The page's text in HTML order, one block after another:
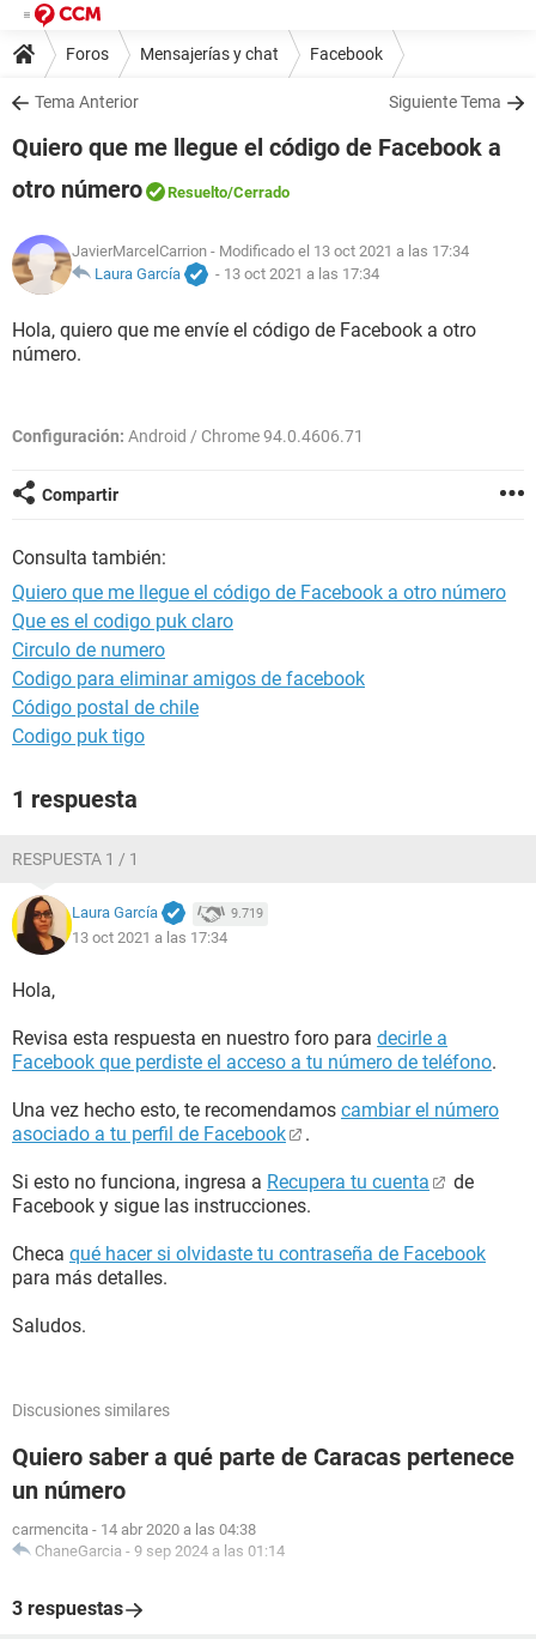
Foros Mensajerías y chat Facebook
Tema Anterior Siguiente Tema
Quiero que me llegue el código de Facebook a
otro número
Resuelto/Cerrado
JavierMarcelCarrion - Modificado el 13 oct 2021 a las 17:34
Laura García
- 13 oct 2021 a las 17:34
Hola, quiero que me envíe el código de Facebook a otro
número.
Configuración: Android / Chrome 94.0.4606.71
Compartir
Consulta también:
Quiero que me llegue el código de Facebook a otro número
Que es el codigo puk claro
Circulo de numero
Codigo para eliminar amigos de facebook
Código postal de chile
Codigo puk tigo
1 respuesta
RESPUESTA 1 / 1
Laura García 9.719
13 oct 2021 a las 17:34
Hola,
Revisa esta respuesta en nuestro foro para decirle a
Facebook que perdiste el acceso a tu número de teléfono.
Una vez hecho esto, te recomendamos cambiar el número
asociado a tu perfil de Facebook
.
Si esto no funciona, ingresa a Recupera tu cuenta
de
Facebook y sigue las instrucciones.
Checa qué hacer si olvidaste tu contraseña de Facebook
para más detalles.
Saludos.
Discusiones similares
Quiero saber a qué parte de Caracas pertenece
un número
carmencita - 14 abr 2020 a las 04:38
ChaneGarcia - 9 sep 2024 a las 01:14
3 respuestas